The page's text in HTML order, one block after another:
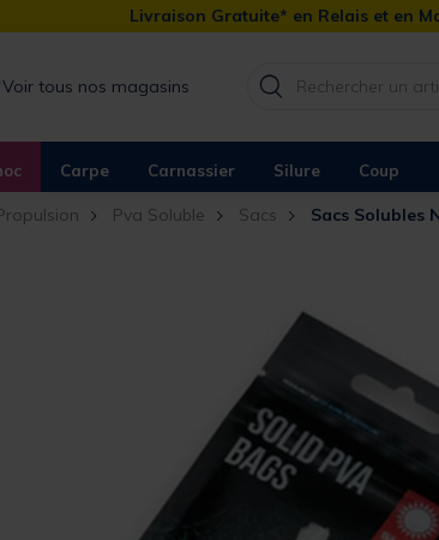
Livraison Gratuite* en Relais et en
Voir tous nos magasins
Carpe Carnassier Silure Coup
Pva Soluble Sacs Sacs Solubles